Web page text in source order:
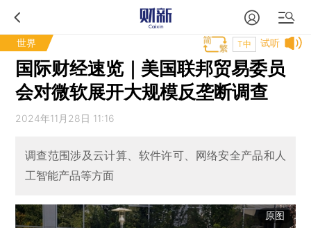
世界 试听
T中
国际财经速览｜美国联邦贸易委员
会对微软展开大规模反垄断调查
2024年11月28日 11:16
调查范围涉及云计算、软件许可、网络安全产品和人
工智能产品等方面
原图